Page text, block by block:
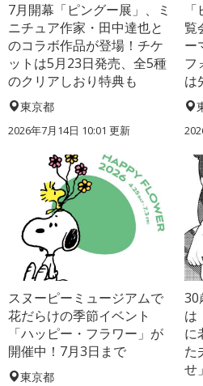
7月開幕「ピングー展」、ミ
ニチュア作家・田中達也と
のコラボ作品が登場！チケ
ットは5月23日発売、全5種
のクリアしおり特典も
東京都
2026年7月14日 10:01 更新
覧
ー
フ
は
スヌーピーミュージアムで
花だらけの季節イベント
「ハッピー・フラワー」が
開催中！7月3日まで
東京都
30
は
に
た
せ」